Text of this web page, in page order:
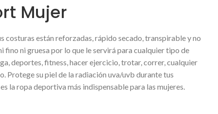
Mujer
costuras están reforzadas, rápido secado, transpirable y no
fino ni gruesa por lo que le servirá para cualquier tipo de
deportes, fitness, hacer ejercicio, trotar, correr, cualquier
Protege su piel de la radiación uva/uvb durante tus
la ropa deportiva más indispensable para las mujeres.